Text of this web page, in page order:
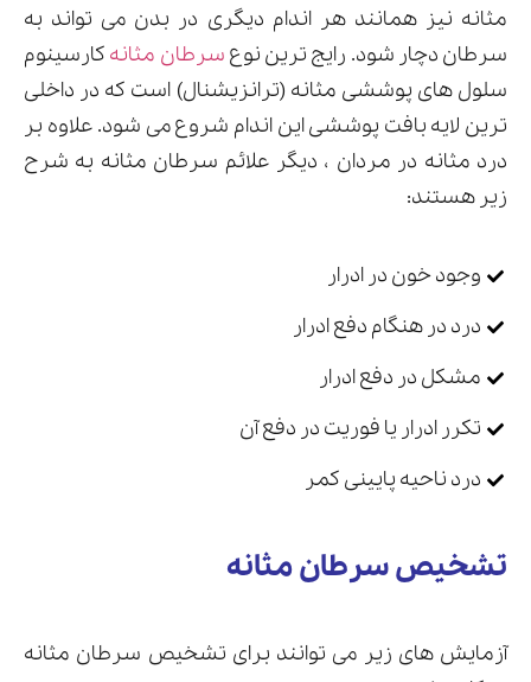
مثانه نیز همانند هر اندام دیگری در بدن می تواند به
سرطان دچار شود. رایج ترین نوع سرطان مثانه کارسینوم
سلول های پوششی مثانه (ترانزیشنال) است که در داخلی
ترین لایه بافت پوششی این اندام شروع می شود. علاوه بر
درد مثانه در مردان ، دیگر علائم سرطان مثانه به شرح
زیر هستند:
وجود خون در ادرار
درد در هنگام دفع ادرار
مشکل در دفع ادرار
تکرر ادرار یا فوریت در دفع آن
درد ناحیه پایینی کمر
تشخیص سرطان مثانه
آزمایش های زیر می توانند برای تشخیص سرطان مثانه